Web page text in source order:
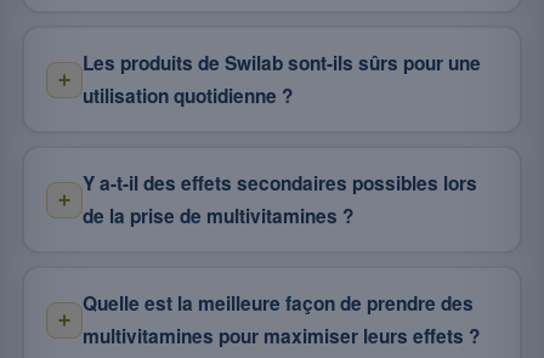
Les produits de Swilab sont-ils sûrs pour une
utilisation quotidienne ?
Y a-t-il des effets secondaires possibles lors
de la prise de multivitamines ?
Quelle est la meilleure façon de prendre des
multivitamines pour maximiser leurs effets ?